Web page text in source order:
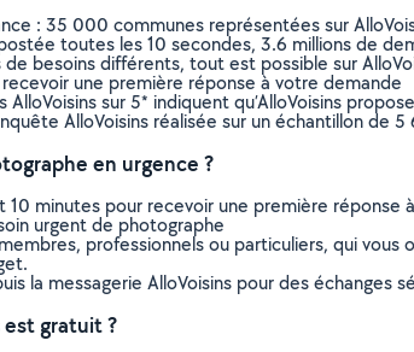
: 35 000 communes représentées sur
toutes les 10 secondes, 3.6 millions de
besoins différents, tout est possible sur
une première réponse à votre demande
sur 5* indiquent qu’AlloVoisins
AlloVoisins réalisée sur un échantillon de
en urgence ?
10 minutes pour recevoir une première
urgent de photographe
professionnels ou particuliers, qui
la messagerie AlloVoisins pour des échanges
est gratuit ?